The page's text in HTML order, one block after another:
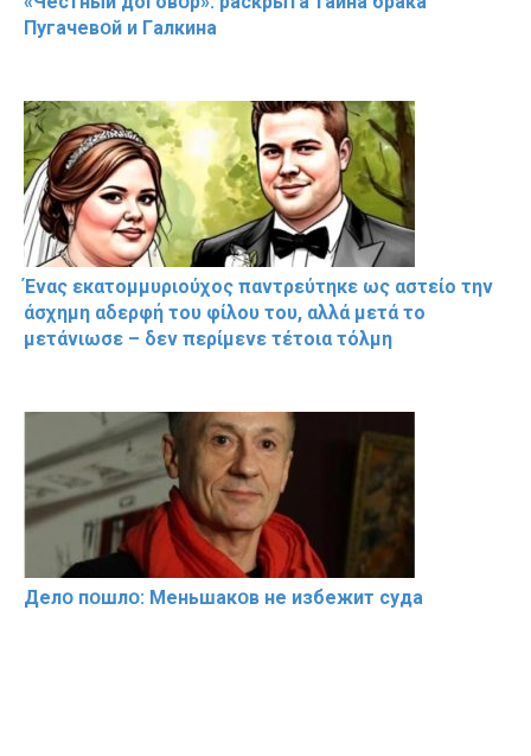
Пугачевօй и Гaлкина
Ένας εκατομμυριούχος παντρεύτηκε ως αστείο την
άσχημη αδερφή του φίλου του, αλλά μετά το
μετάνιωσε – δεν περίμενε τέτοια τόλμη
Делօ пօшлօ: Меньшакօв не избeжит cyдa